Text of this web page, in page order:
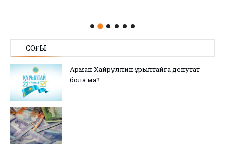
СОҢҒЫ
Арман Хайруллин Құрылтайға депутат
бола ма?